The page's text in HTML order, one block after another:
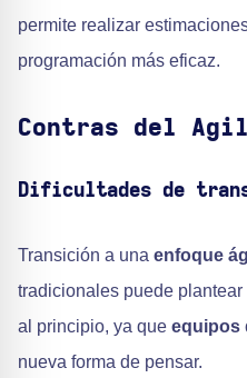
permite realizar
programación más eficaz.
Contras del
Dificultades de
Transición a una enfoque
tradicionales puede
al principio, ya que equipos
nueva forma de pensar.